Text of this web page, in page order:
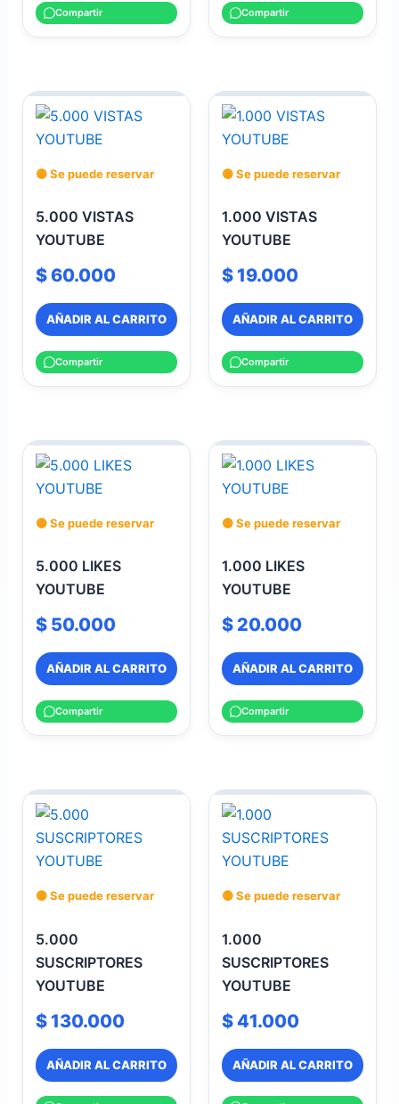
Compartir Compartir
🟡 Se puede reservar
5.000 VISTAS
YOUTUBE
$60.000
AÑADIR AL CARRITO
Compartir
🟡 Se puede reservar
1.000 VISTAS
YOUTUBE
$ 19.000
AÑADIR AL CARRITO
Compartir
🟡 Se puede reservar
5.000 LIKES
YOUTUBE
$50.000
AÑADIR AL CARRITO
Compartir
🟡 Se puede reservar
1.000 LIKES
YOUTUBE
$ 20.000
AÑADIR AL CARRITO
Compartir
🟡 Se puede reservar
5.000
SUSCRIPTORES
YOUTUBE
$130.000
AÑADIR AL CARRITO
🟡 Se puede reservar
1.000
SUSCRIPTORES
YOUTUBE
$ 41.000
AÑADIR AL CARRITO